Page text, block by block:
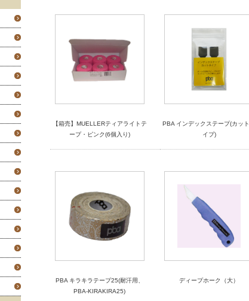
【箱売】MUELLERティアライトテ
ープ・ピンク(6個入り)
PBA インデックステープ(カッ
イプ)
PBA キラキラテープ25(耐汗用、
PBA-KIRAKIRA25)
ディープホーク（大）